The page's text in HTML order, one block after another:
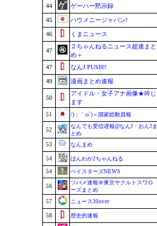
44 ゲーハー黙示録
45 ハウメニージャパン!
46 くまニュース
47
２ちゃんねるニュース超速まと
め＋
47
なんJ PUSH!!
49 漫画まとめ速報
50
アイドル・女子アナ画像★吟じ
ます
51 /)；｀ω´)＜国家総動員報
52
なんでも受信遅報@なんJ・おんJま
とめ
53
なんまめ
54 ほんわか2ちゃんねる
54 ベイスターズNEWS
56
ツバメ速報＠東京ヤクルトスワロ
ーズまとめ
57
ニュース30over
58 歴史的速報